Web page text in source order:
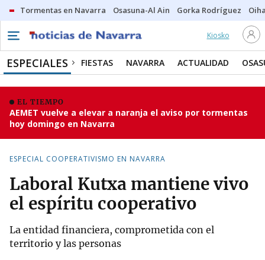
Tormentas en Navarra Osasuna-Al Ain Gorka Rodríguez
Kiosko
ESPECIALES FIESTAS NAVARRA ACTUALIDAD
EL TIEMPO
AEMET vuelve a elevar a naranja el aviso por tormentas
hoy domingo en Navarra
ESPECIAL COOPERATIVISMO EN NAVARRA
Laboral Kutxa mantiene vivo
el espíritu cooperativo
La entidad financiera, comprometida con el
territorio y las personas